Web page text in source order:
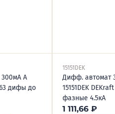
A
дифы до
15151DEK
Дифф. автомат
15151DEK
фазные 4.5кА
1 111,66 ₽